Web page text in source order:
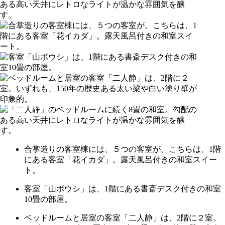
合掌造りの客室棟には、５つの客室が。こちらは、1階
にある客室「花イカダ」。露天風呂付きの和室スイー
ト。
客室「山ボウシ」は、1階にある書斎デスク付きの和室
10畳の部屋。
ベッドルームと居室の客室「二人静」は、2階に２室。